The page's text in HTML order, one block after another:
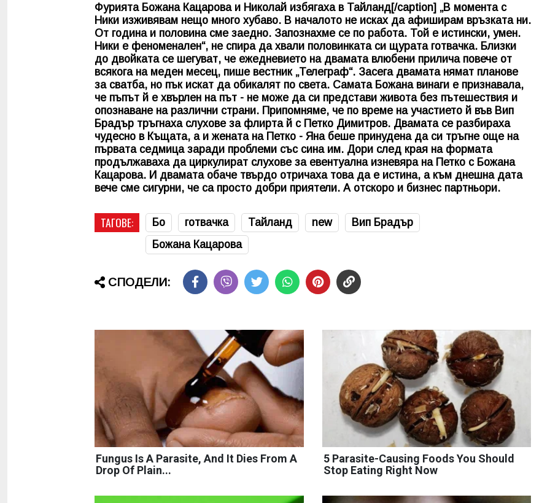
Фурията Божана Кацарова и Николай избягаха в Тайланд[/caption] „В момента с
Ники изживявам нещо много хубаво. В началото не исках да афиширам връзката ни.
От година и половина сме заедно. Запознахме се по работа. Той е истински, умен.
Ники е феноменален“, не спира да хвали половинката си щурата готвачка. Близки
до двойката се шегуват, че ежедневието на двамата влюбени прилича повече от
всякога на меден месец, пише вестник „Телеграф“. Засега двамата нямат планове
за сватба, но пък искат да обикалят по света. Самата Божана винаги е признавала,
че пъпът й е хвърлен на път - не може да си представи живота без пътешествия и
опознаване на различни страни. Припомняме, че по време на участието й във Вип
Брадър тръгнаха слухове за флирта й с Петко Димитров. Двамата се разбираха
чудесно в Къщата, а и жената на Петко - Яна беше принудена да си тръгне още на
първата седмица заради проблеми със сина им. Дори след края на формата
продължаваха да циркулират слухове за евентуална изневяра на Петко с Божана
Кацарова. И двамата обаче твърдо отричаха това да е истина, а към днешна дата
вече сме сигурни, че са просто добри приятели. А отскоро и бизнес партньори.
ТАГОВЕ: Бо готвачка Тайланд new
Вип Брадър
Божана Кацарова
СПОДЕЛИ:
Fungus Is A Parasite, And It Dies From A
Drop Of Plain...
5 Parasite-Causing Foods You Should
Stop Eating Right Now